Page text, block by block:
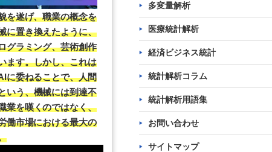
を遂げ、職業の概念を
に置き換えたように、
グラミング、芸術創作
ます。しかし、これは
に委ねることで、人間
いう、機械には到達不
業を嘆くのではなく、
働市場における最大の
多変量解析
医療統計解析
経済ビジネス統計
統計解析コラム
統計解析用語集
お問い合わせ
サイトマップ